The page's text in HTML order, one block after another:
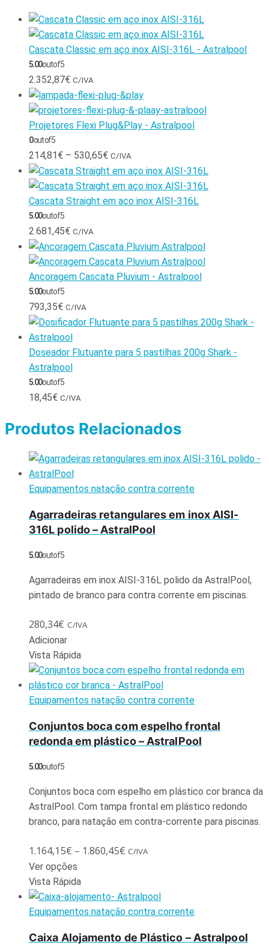
Cascata Classic em aço inox AISI-316L - Astralpool
5.00out of 5
2.352,87€ C/IVA
Projetores Flexi Plug&Play - Astralpool
0out of 5
214,81 € – 530,65€ C/IVA
Cascata Straight em aço inox AISI-316L
5.00out of 5
2.681,45€ C/IVA
Ancoragem Cascata Pluvium - Astralpool
5.00out of 5
793,35€ C/IVA
Doseador Flutuante para 5 pastilhas 200g Shark -
Astralpool
5.00out of 5
18,45€ C/IVA
Produtos Relacionados
Equipamentos natação contra corrente
Agarradeiras retangulares em inox AISI-
316L polido – AstralPool
5.00out of 5
Agarradeiras em inox AISI-316L polido da AstralPool,
pintado de branco para contra corrente em piscinas.
280,34€ C/IVA
Adicionar
Vista Rápida
Equipamentos natação contra corrente
Conjuntos boca com espelho frontal
redonda em plástico – AstralPool
5.00out of 5
Conjuntos boca com espelho em plástico cor branca da
AstralPool. Com tampa frontal em plástico redondo
branco, para natação em contra-corrente para piscinas.
1.164,15€ – 1.860,45€ C/IVA
Ver opções
Vista Rápida
Equipamentos natação contra corrente
Caixa Alojamento de Plástico – Astralpool